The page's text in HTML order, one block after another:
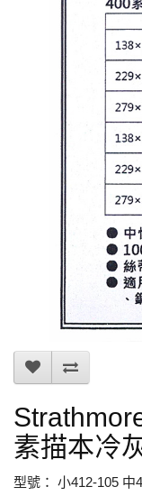
素描本冷
型號： 小412-105 中